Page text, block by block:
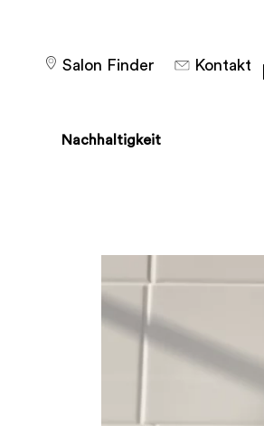
Salon Finder Kontakt
Nachhaltigkeit